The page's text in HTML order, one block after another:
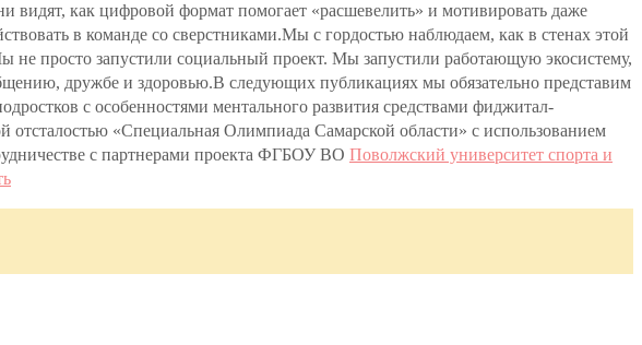
как цифровой формат помогает «расшевелить» и мотивировать даже
в команде со сверстниками.Мы с гордостью наблюдаем, как в стенах этой
просто запустили социальный проект. Мы запустили работающую экосистему,
дружбе и здоровью.В следующих публикациях мы обязательно представим
с особенностями ментального развития средствами фиджитал-
отсталостью «Специальная Олимпиада Самарской области» с использованием
с партнерами проекта ФГБОУ ВО Поволжский университет спорта и